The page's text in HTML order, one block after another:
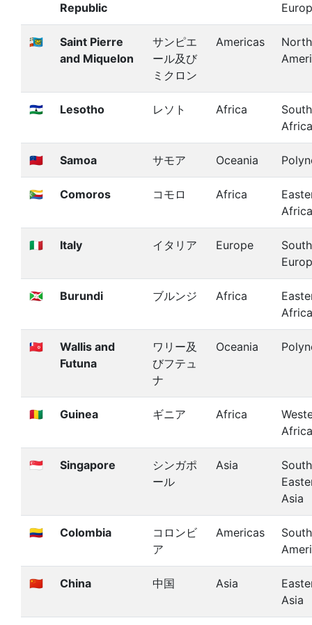
Republic
🇵🇲
Saint Pierre
and Miquelon
サンピエ
ール及び
ミクロン
Americas
🇱🇸 Lesotho レソト Africa
Africa
🇼🇸 Samoa サモア Oceania
🇰🇲 Comoros コモロ Africa
Africa
🇮🇹 Italy イタリア Europe
🇧🇮 Burundi ブルンジ Africa
Africa
🇼🇫
Wallis and
Futuna
ワリー及
びフテュ
ナ
Oceania
🇬🇳 Guinea ギニア Africa
Africa
🇸🇬 Singapore
シンガポ
ール
Asia
Asia
🇨🇴 Colombia
コロンビ
ア
Americas
South
🇨🇳 China 中国 Asia
Asia